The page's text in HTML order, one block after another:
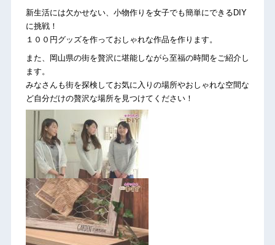
新生活には欠かせない、小物作りを女子でも簡単にできるDIY
に挑戦！
１００円グッズを作っておしゃれな作品を作ります。
また、岡山県の街を贅沢に堪能しながら至福の時間をご紹介し
ます。
みなさんも街を探検してお気に入りの場所やおしゃれな空間な
ど自分だけの贅沢な場所を見つけてください！